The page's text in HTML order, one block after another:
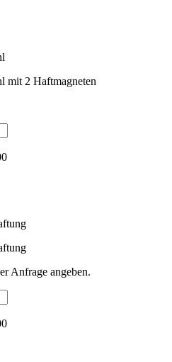
mit 2 Haftmagneten
Anfrage angeben.